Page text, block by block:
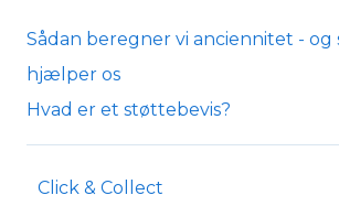
Sådan beregner vi anciennitet - og
hjælper os
Hvad er et støttebevis?
Click & Collect